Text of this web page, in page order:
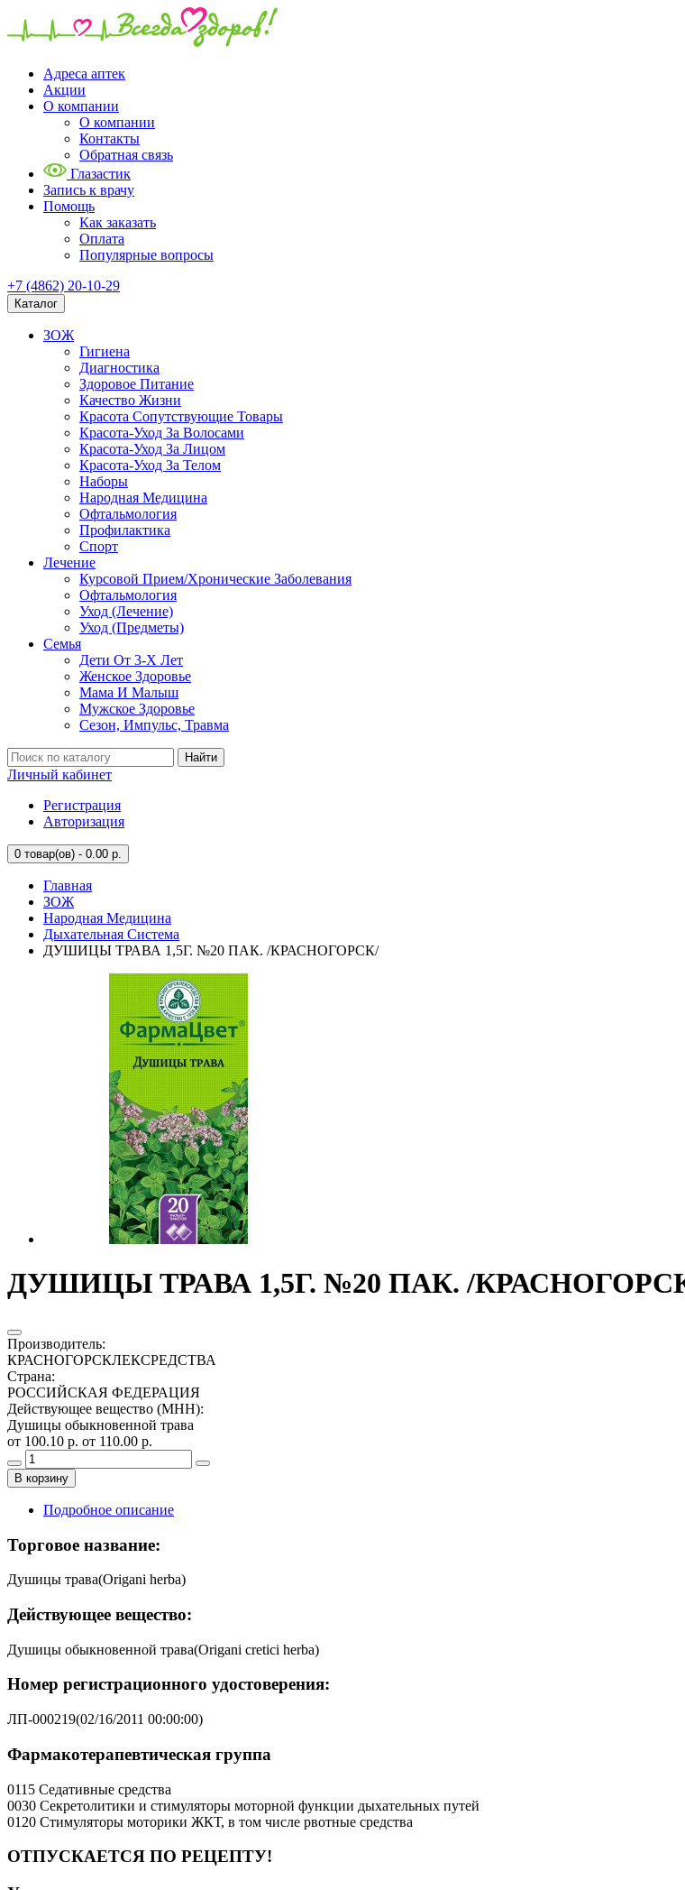
Адреса аптек
Акции
О компании
О компании
Контакты
Обратная связь
Глазастик
Запись к врачу
Помощь
Как заказать
Оплата
Популярные вопросы
+7 (4862) 20-10-29
Каталог
ЗОЖ
Гигиена
Диагностика
Здоровое Питание
Качество Жизни
Красота Сопутствующие Товары
Красота-Уход За Волосами
Красота-Уход За Лицом
Красота-Уход За Телом
Наборы
Народная Медицина
Офтальмология
Профилактика
Спорт
Лечение
Курсовой Прием/Хронические Заболевания
Офтальмология
Уход (Лечение)
Уход (Предметы)
Семья
Дети От 3-Х Лет
Женское Здоровье
Мама И Малыш
Мужское Здоровье
Сезон, Импульс, Травма
Найти
Личный кабинет
Регистрация
Авторизация
0 товар(ов) - 0.00 р.
Главная
ЗОЖ
Народная Медицина
Дыхательная Система
ДУШИЦЫ ТРАВА 1,5Г. №20 ПАК. /КРАСНОГОРСК/
ДУШИЦЫ ТРАВА 1,5Г. №20 ПАК. /
Производитель:
КРАСНОГОРСКЛЕКСРЕДСТВА
Страна:
РОССИЙСКАЯ ФЕДЕРАЦИЯ
Действующее вещество (МНН):
Душицы обыкновенной трава
от 100.10 р. от 110.00 р.
В корзину
Подробное описание
Торговое название:
Душицы трава(Origani herba)
Действующее вещество:
Душицы обыкновенной трава(Origani cretici herba)
Номер регистрационного удостоверения:
ЛП-000219(02/16/2011 00:00:00)
Фармакотерапевтическая группа
0115 Седативные средства
0030 Секретолитики и стимуляторы моторной функции дыхательных путей
0120 Стимуляторы моторики ЖКТ, в том числе рвотные средства
ОТПУСКАЕТСЯ ПО РЕЦЕПТУ!